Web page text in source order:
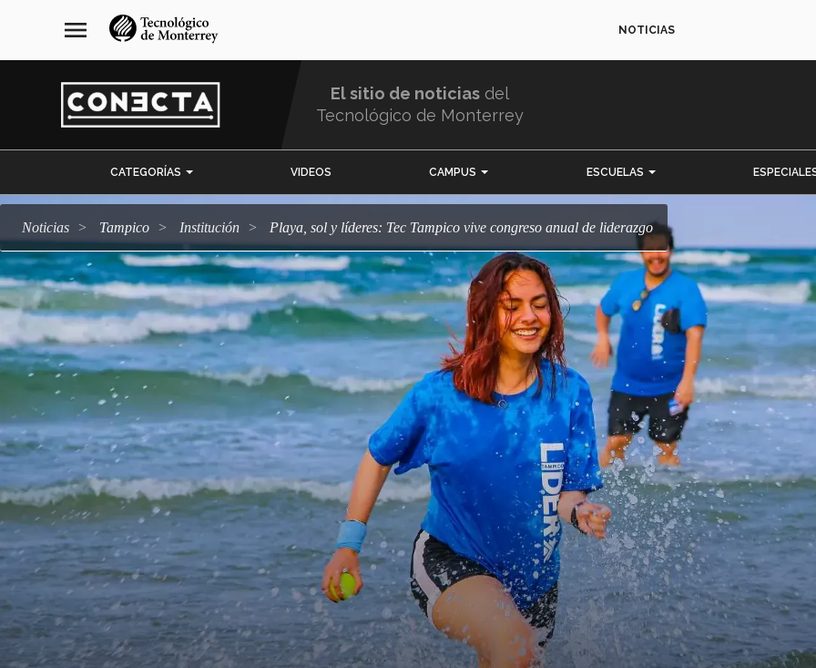
navegación
principal
menu NOTICIAS
El sitio de noticias del
Tecnológico de Monterrey
CATEGORÍAS VIDEOS CAMPUS ESCUELAS
Noticias Tampico Institución Playa, sol y líderes: Tec Tampico vive congreso anual de liderazgo